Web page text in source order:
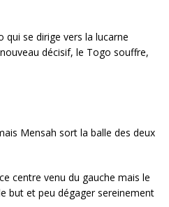
qui se dirige vers la lucarne
décisif, le Togo souffre,
Mensah sort la balle des deux
centre venu du gauche mais le
but et peu dégager sereinement